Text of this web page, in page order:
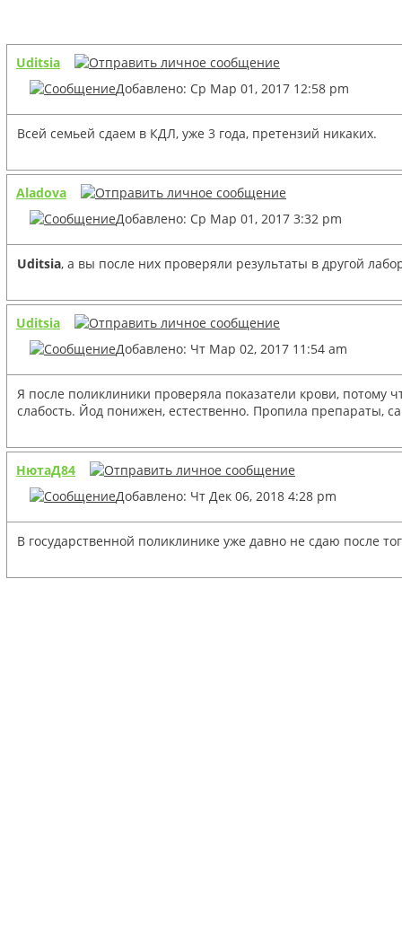
Uditsia
Добавлено: Ср Мар 01, 2017 12:58 pm
Всей семьей сдаем в КДЛ, уже 3 года, претензий никаких.
Aladova
Добавлено: Ср Мар 01, 2017 3:32 pm
Uditsia, а вы после них проверяли результаты в другой
Uditsia
Добавлено: Чт Мар 02, 2017 11:54 am
Я после поликлиники проверяла показатели крови, потому
слабость. Йод понижен, естественно. Пропила препараты,
НютаД84
Добавлено: Чт Дек 06, 2018 4:28 pm
В государственной поликлинике уже давно не сдаю после